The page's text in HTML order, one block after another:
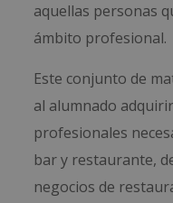
aquellas personas
ámbito profesional.
Este conjunto de
al alumnado
profesionales
bar y restaurante,
negocios de